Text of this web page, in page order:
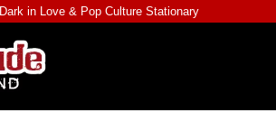
Dark in Love & Pop Culture Stationary